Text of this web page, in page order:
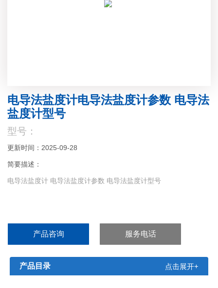
电导法盐度计电导法盐度计参数 电导法
盐度计型号
型号：
更新时间：2025-09-28
简要描述：
电导法盐度计 电导法盐度计参数 电导法盐度计型号
产品咨询 服务电话
产品目录 点击展开+